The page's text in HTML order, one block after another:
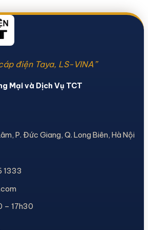
điện Taya, LS-VINA”
Mại và Dịch Vụ TCT
P. Đức Giang, Q. Long Biên, Hà Nội
1333
– 17h30